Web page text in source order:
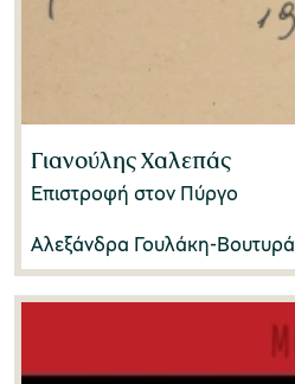
Γιανούλης Χαλεπάς
Επιστροφή στον Πύργο
Αλεξάνδρα Γουλάκη-Βουτυρά